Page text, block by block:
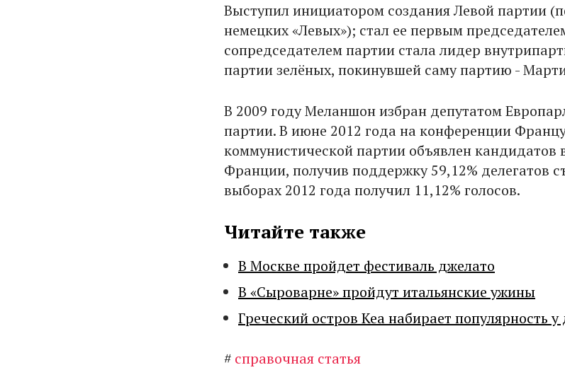
Выступил инициатором создания Левой партии
немецких «Левых»); стал ее первым
сопредседателем партии стала лидер
партии зелёных, покинувшей саму партию -
В 2009 году Меланшон избран депутатом
партии. В июне 2012 года на конференции
коммунистической партии объявлен кандидатов
Франции, получив поддержку 59,12% делегатов
выборах 2012 года получил 11,12% голосов.
Читайте также
В Москве пройдет фестиваль джелато
В «Сыроварне» пройдут итальянские ужины
Греческий остров Кеа набирает популярность у
# справочная статья